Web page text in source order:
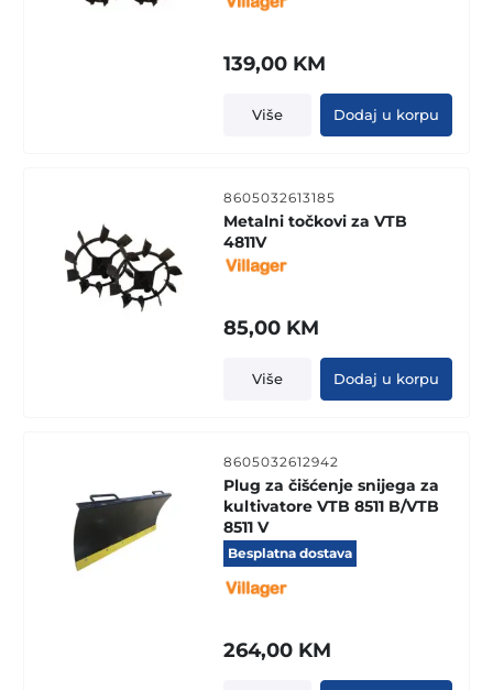
139,00 KM
Više Dodaj u korpu
8605032613185
Metalni točkovi za VTB
4811V
85,00 KM
Više Dodaj u korpu
8605032612942
Plug za čišćenje snijega za
kultivatore VTB 8511 B/VTB
8511 V
Besplatna dostava
264,00 KM